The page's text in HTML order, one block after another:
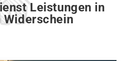
Leistungen in
Widerschein